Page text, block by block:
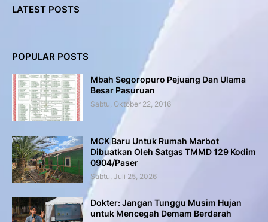
LATEST POSTS
POPULAR POSTS
Mbah Segoropuro Pejuang Dan Ulama
Besar Pasuruan
Sabtu, Oktober 22, 2016
MCK Baru Untuk Rumah Marbot
Dibuatkan Oleh Satgas TMMD 129 Kodim
0904/Paser
Sabtu, Juli 25, 2026
Dokter: Jangan Tunggu Musim Hujan
untuk Mencegah Demam Berdarah